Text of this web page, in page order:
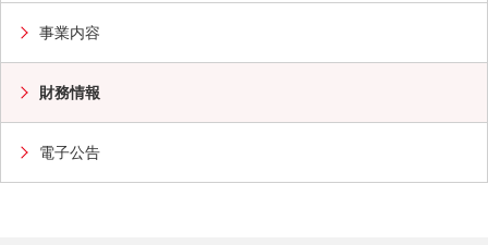
第7期 半期報告書
第6期 有価証券報告書
事業内容
財務情報
電子公告